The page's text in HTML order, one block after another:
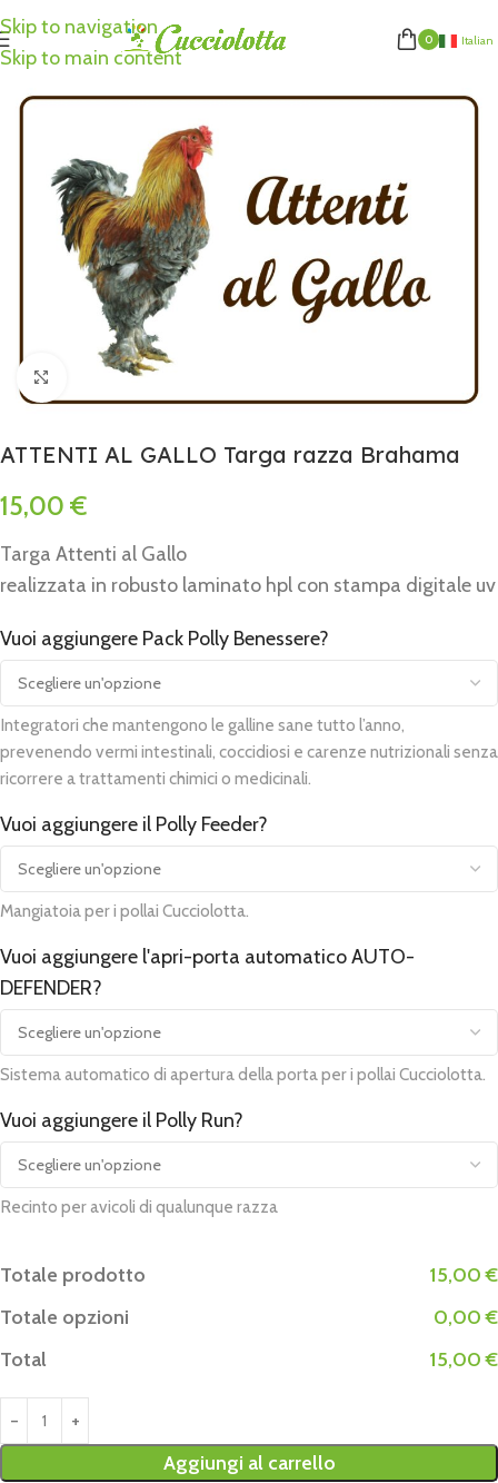
Skip to navigation
Skip to main content
0 Italian
Click to enlarge
ATTENTI AL GALLO Targa razza Brahama
15,00 €
Targa Attenti al Gallo
realizzata in robusto laminato hpl con stampa digitale uv
Vuoi aggiungere Pack Polly Benessere?
Integratori che mantengono le galline sane tutto l’anno,
prevenendo vermi intestinali, coccidiosi e carenze nutrizionali senza
ricorrere a trattamenti chimici o medicinali.
Vuoi aggiungere il Polly Feeder?
Mangiatoia per i pollai Cucciolotta.
Vuoi aggiungere l'apri-porta automatico AUTO-
DEFENDER?
Sistema automatico di apertura della porta per i pollai Cucciolotta.
Vuoi aggiungere il Polly Run?
Recinto per avicoli di qualunque razza
Totale prodotto
15,00 €
Totale opzioni
0,00 €
Total
15,00 €
Aggiungi al carrello
Alternative: